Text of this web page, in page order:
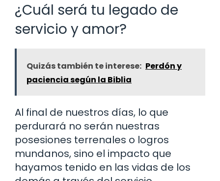
¿Cuál será tu legado de
servicio y amor?
Quizás también te interese: Perdón y
paciencia según la Biblia
Al final de nuestros días, lo que
perdurará no serán nuestras
posesiones terrenales o logros
mundanos, sino el impacto que
hayamos tenido en las vidas de los